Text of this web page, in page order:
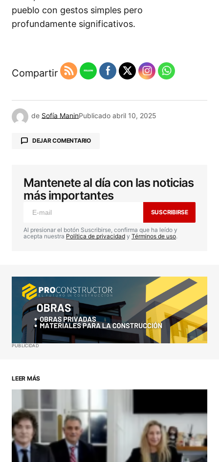
pueblo con gestos simples pero
profundamente significativos.
Compartir
de Sofía ManinPublicado abril 10, 2025
DEJAR COMENTARIO
Tu dirección de correo electrónico no será
publicada. Los campos obligatorios están
marcados con *
Comentario*
Your Name*
Your E-mail*
ENVIAR COMENTARIO
Mantenete al día con las noticias
más importantes
SUSCRIBIRSE
Al presionar el botón Suscribirse, confirma que ha leído y
acepta nuestra Política de privacidad y Términos de uso.
PUBLICIDAD
LEER MÁS